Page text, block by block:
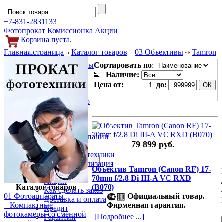
+7-831-2831133
Фотопрокат Комиссионка Акции
Корзина пуста.
Обзоры
Фотоаппараты
Объективы
Фильтры
Фото и видео
Гаджеты
Аксессуары
Слухи
Новости компании
Услуги
Прокат фототехники
Выкуп и реализация
Покупателям
Акции
Как сделать заказ
Доставка и оплата
Кредит
Гарантии
Главная страница Каталог товаров 03 Объективы Tamron
Каталог товаров
01 Фотоаппараты
Компактные
фотокамеры со сменной
Сортировать по:
Наличие:
Цена от:
до:
79 899 руб.
Объектив Tamron (Canon RF) 17-
70mm f/2.8 Di III-A VC RXD
(B070)
Официальный товар.
Фирменная гарантия.
[Подробнее ...]